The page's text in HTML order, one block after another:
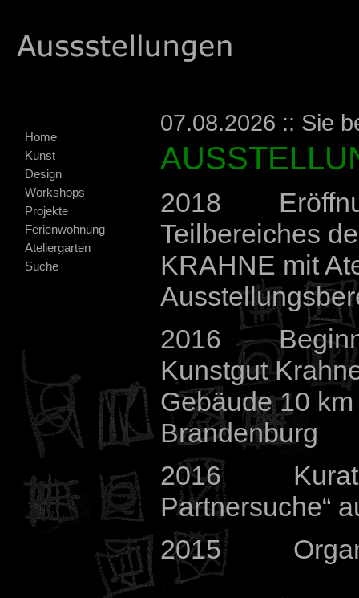
Home
Kunst
Design
Workshops
Projekte
Ferienwohnung
Ateliergarten
Suche
07.08.2026 :: Sie
2018
Teilbereiches
KRAHNE mit
2016 Beginn
Kunstgut
Gebäude 10
Brandenburg
2016
Partnersuche“
2015